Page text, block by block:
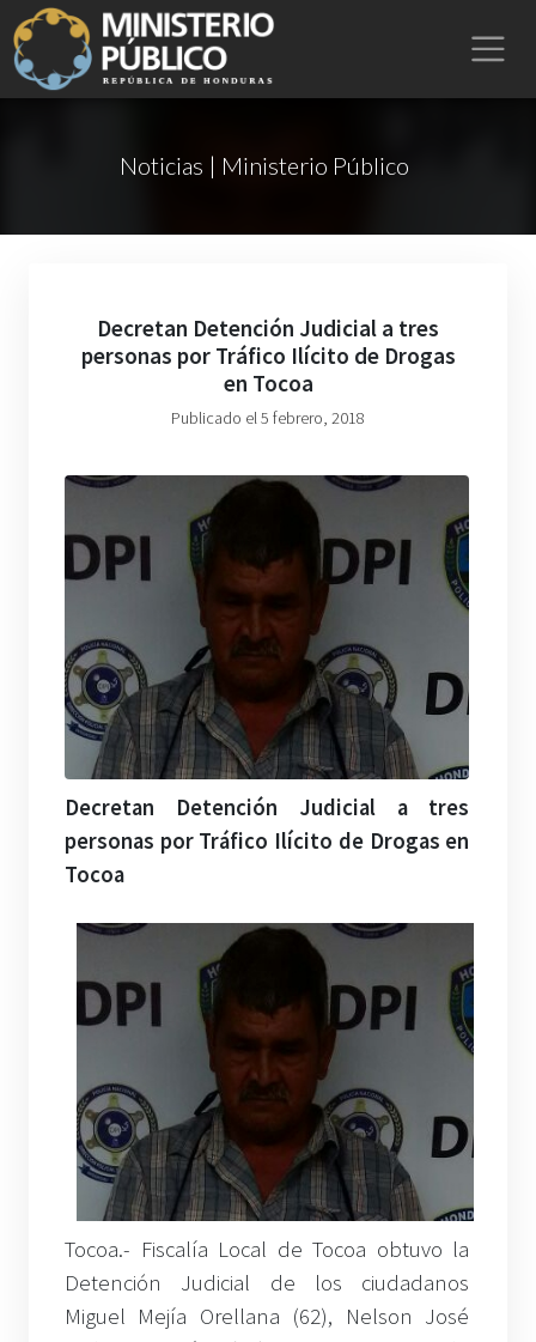
Noticias | Ministerio Público
Decretan Detención Judicial a tres
personas por Tráfico Ilícito de Drogas
en Tocoa
Publicado el 5 febrero, 2018
Decretan Detención Judicial a tres
personas por Tráfico Ilícito de Drogas en
Tocoa
Tocoa.- Fiscalía Local de Tocoa obtuvo la
Detención Judicial de los ciudadanos
Miguel Mejía Orellana (62), Nelson José